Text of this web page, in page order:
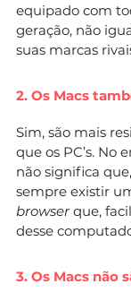
equipado com
geração, não
suas marcas
2. Os Macs
Sim, são mais
que os PC’s.
não significa
sempre existir
browserque,
desse
3. Os Macs não